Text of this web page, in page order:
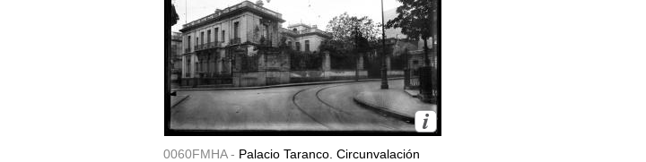
0060FMHA - Palacio Taranco. Circunvalación